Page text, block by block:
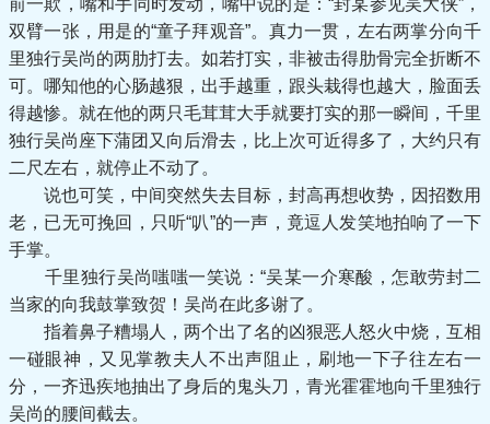
前一欺，嘴和手同时发动，嘴中说的是：“封某参见吴大侠”，
双臂一张，用是的“童子拜观音”。真力一贯，左右两掌分向千
里独行吴尚的两肋打去。如若打实，非被击得肋骨完全折断不
可。哪知他的心肠越狠，出手越重，跟头栽得也越大，脸面丢
得越惨。就在他的两只毛茸茸大手就要打实的那一瞬间，千里
独行吴尚座下蒲团又向后滑去，比上次可近得多了，大约只有
二尺左右，就停止不动了。
说也可笑，中间突然失去目标，封高再想收势，因招数用
老，已无可挽回，只听“叭”的一声，竟逗人发笑地拍响了一下
手掌。
千里独行吴尚嗤嗤一笑说：“吴某一介寒酸，怎敢劳封二
当家的向我鼓掌致贺！吴尚在此多谢了。
指着鼻子糟塌人，两个出了名的凶狠恶人怒火中烧，互相
一碰眼神，又见掌教夫人不出声阻止，刷地一下子往左右一
分，一齐迅疾地抽出了身后的鬼头刀，青光霍霍地向千里独行
吴尚的腰间截去。